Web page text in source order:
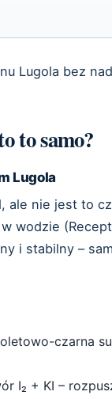
Lugola bez
to samo?
Lugola
ale nie jest to
wodzie
i stabilny –
czarna
I₂ + KI –